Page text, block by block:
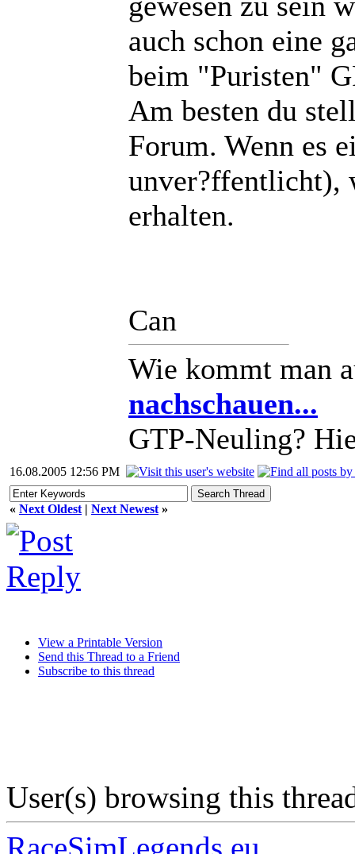
auch schon eine
beim "Puristen"
Am besten du
Forum. Wenn es
unver?ffentlicht),
erhalten.
Can
Wie kommt man
nachschauen...
GTP-Neuling?
16.08.2005 12:56 PM
« Next Oldest | Next Newest »
View a Printable Version
Send this Thread to a Friend
Subscribe to this thread
User(s) browsing this